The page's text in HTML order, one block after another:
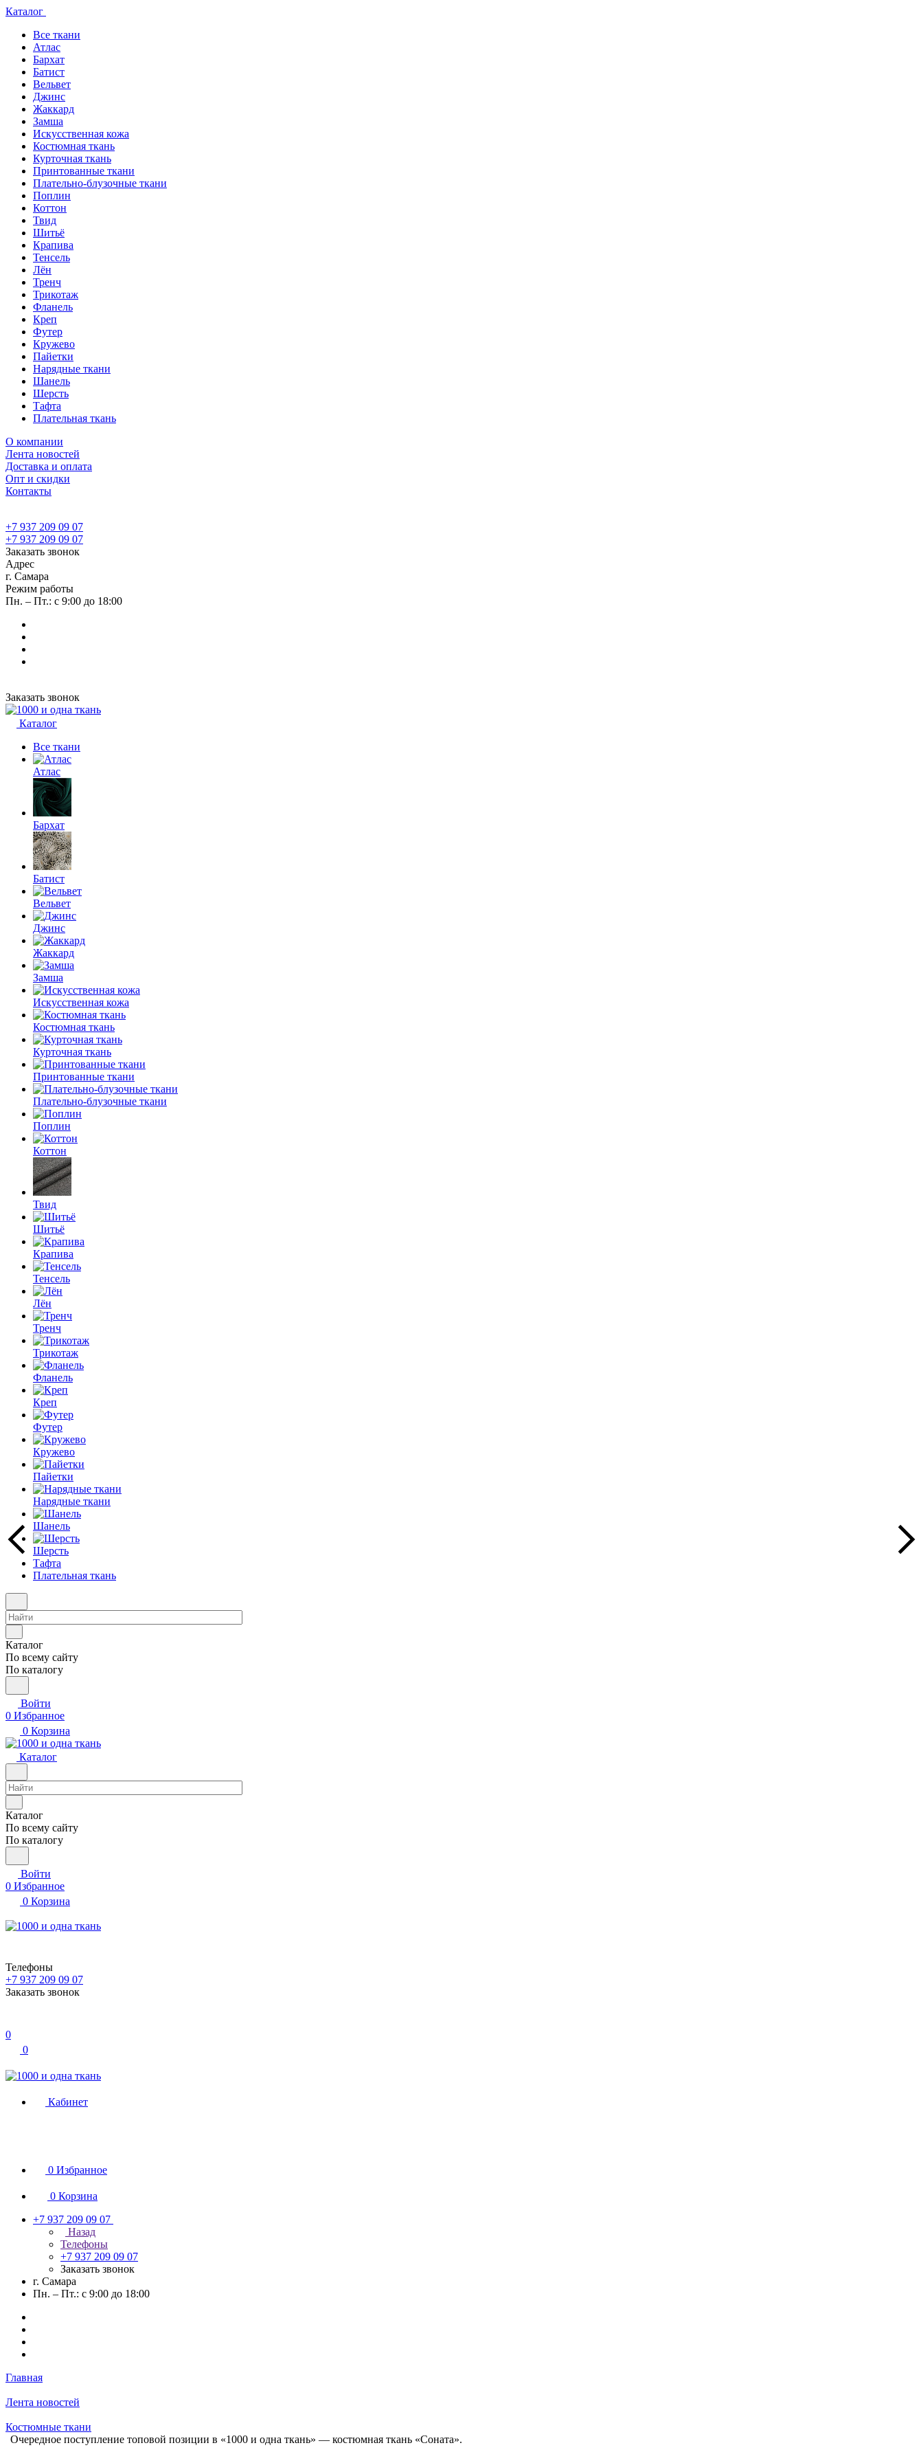
Каталог
Все ткани
Атлас
Бархат
Батист
Вельвет
Джинс
Жаккард
Замша
Искусственная кожа
Костюмная ткань
Курточная ткань
Принтованные ткани
Плательно-блузочные ткани
Поплин
Коттон
Твид
Шитьё
Крапива
Тенсель
Лён
Тренч
Трикотаж
Фланель
Креп
Футер
Кружево
Пайетки
Нарядные ткани
Шанель
Шерсть
Тафта
Плательная ткань
О компании
Лента новостей
Доставка и оплата
Опт и скидки
Контакты
+7 937 209 09 07
+7 937 209 09 07
Заказать звонок
Адрес
г. Самара
Режим работы
Пн. – Пт.: с 9:00 до 18:00
Заказать звонок
Каталог
Все ткани
Атлас
Бархат
Батист
Вельвет
Джинс
Жаккард
Замша
Искусственная кожа
Костюмная ткань
Курточная ткань
Принтованные ткани
Плательно-блузочные ткани
Поплин
Коттон
Твид
Шитьё
Крапива
Тенсель
Лён
Тренч
Трикотаж
Фланель
Креп
Футер
Кружево
Пайетки
Нарядные ткани
Шанель
Шерсть
Тафта
Плательная ткань
Каталог
По всему сайту
По каталогу
Войти
0 Избранное
0 Корзина
Каталог
Каталог
По всему сайту
По каталогу
Войти
0 Избранное
0 Корзина
Телефоны
+7 937 209 09 07
Заказать звонок
0
0
Кабинет
0 Избранное
0 Корзина
+7 937 209 09 07
Назад
Телефоны
+7 937 209 09 07
Заказать звонок
г. Самара
Пн. – Пт.: с 9:00 до 18:00
Главная
Лента новостей
Костюмные ткани
Очередное поступление топовой позиции в «1000 и одна ткань» — костюмная ткань «Соната».